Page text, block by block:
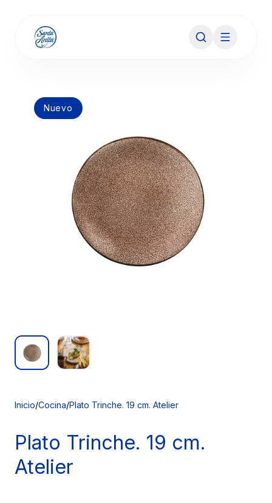
Nuevo
Inicio/Cocina/Plato Trinche. 19 cm. Atelier
Plato Trinche. 19 cm.
Atelier